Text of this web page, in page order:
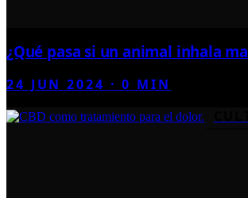
¿Qué pasa si un animal inhala
24 JUN 2024 ·0 MIN